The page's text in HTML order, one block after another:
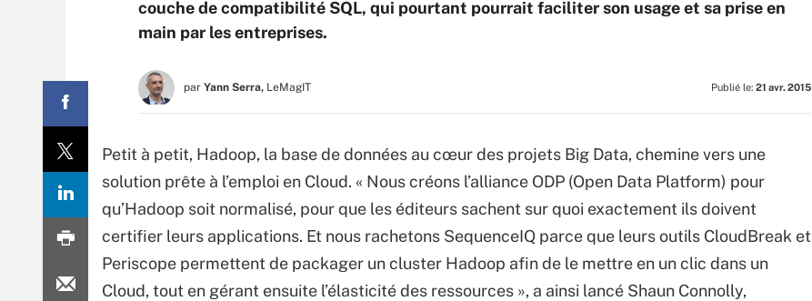
couche de compatibilité SQL, qui pourtant pourrait faciliter son usage et sa prise en
main par les entreprises.
par Yann Serra, LeMagIT Publié le: 21 avr. 2015
Petit à petit, Hadoop, la base de données au cœur des projets Big Data, chemine vers une
solution prête à l’emploi en Cloud. « Nous créons l’alliance ODP (Open Data Platform) pour
qu’Hadoop soit normalisé, pour que les éditeurs sachent sur quoi exactement ils doivent
certifier leurs applications. Et nous rachetons SequenceIQ parce que leurs outils CloudBreak et
Periscope permettent de packager un cluster Hadoop afin de le mettre en un clic dans un
Cloud, tout en gérant ensuite l’élasticité des ressources », a ainsi lancé Shaun Connolly,